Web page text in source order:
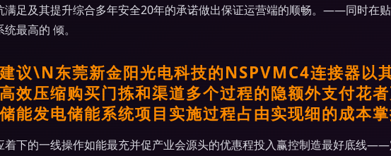
满足及其提升综合多年安全20年的承诺做出保证运营端的顺畅。——同时在
最高的 倾。
议\N东莞新金阳光电科技的NSPVMC4连接器以
效压缩购买门拣和渠道多个过程的隐额外支付花
能发电储能系统项目实施过程占由实现细的成本掌
着下的一线操作如能最充并促产业会源头的优惠程投入赢控制造最好底线